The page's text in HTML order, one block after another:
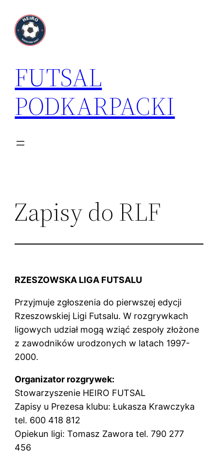
treści
FUTSAL
PODKARPACKI
Zapisy do RLF
RZESZOWSKA LIGA FUTSALU
Przyjmuje zgłoszenia do pierwszej edycji
Rzeszowskiej Ligi Futsalu. W rozgrywkach
ligowych udział mogą wziąć zespoły złożone
z zawodników urodzonych w latach 1997-
2000.
Organizator rozgrywek:
Stowarzyszenie HEIRO FUTSAL
Zapisy u Prezesa klubu: Łukasza Krawczyka
tel. 600 418 812
Opiekun ligi: Tomasz Zawora tel. 790 277
456